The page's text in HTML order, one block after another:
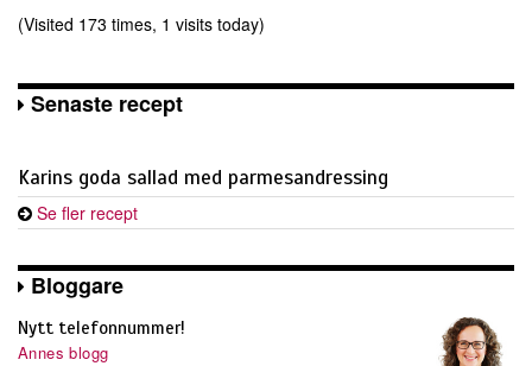
(Visited 173 times, 1 visits today)
Senaste recept
Karins goda sallad med parmesandressing
Se fler recept
Bloggare
Nytt telefonnummer!
Annes blogg